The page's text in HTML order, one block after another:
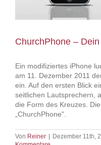
ChurchPhone –
Ein modifiziertes iPhone
am 11. Dezember 2011
ein. Auf den ersten Blick
seitlichen Lautsprechern,
die Form des Kreuzes.
„ChurchPhone".
Von Reiner | Dezember 11th,